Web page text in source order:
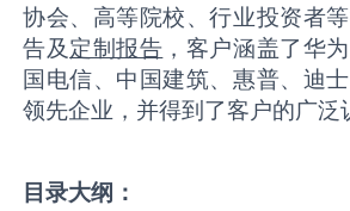
协会、高等院校、行业投资者
告及定制报告 ，客户涵盖了华
国电信、中国建筑、惠普、迪
领先企业，并得到了客户的广泛
目录大纲：